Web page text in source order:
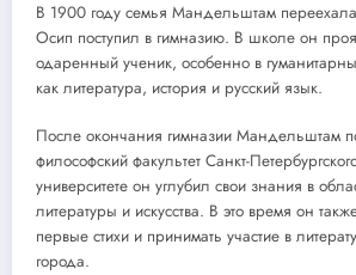
В 1900 году семья Мандельштам
Осип поступил в гимназию. В школе он
одаренный ученик, особенно в
как литература, история и русский язык.
После окончания гимназии Мандельштам
философский факультет Санкт-
университете он углубил свои знания в
литературы и искусства. В это время он
первые стихи и принимать участие в
города.